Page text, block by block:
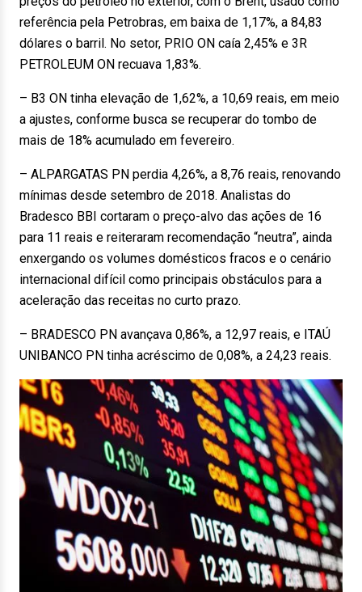
referência pela Petrobras, em baixa de 1,17%, a 84,83
dólares o barril. No setor, PRIO ON caía 2,45% e 3R
PETROLEUM ON recuava 1,83%.
– B3 ON tinha elevação de 1,62%, a 10,69 reais, em meio
a ajustes, conforme busca se recuperar do tombo de
mais de 18% acumulado em fevereiro.
– ALPARGATAS PN perdia 4,26%, a 8,76 reais, renovando
mínimas desde setembro de 2018. Analistas do
Bradesco BBI cortaram o preço-alvo das ações de 16
para 11 reais e reiteraram recomendação “neutra”, ainda
enxergando os volumes domésticos fracos e o cenário
internacional difícil como principais obstáculos para a
aceleração das receitas no curto prazo.
– BRADESCO PN avançava 0,86%, a 12,97 reais, e ITAÚ
UNIBANCO PN tinha acréscimo de 0,08%, a 24,23 reais.